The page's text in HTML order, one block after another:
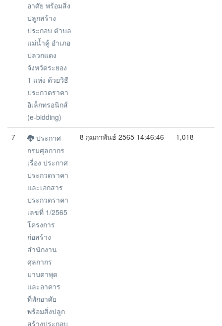
อาศัย พร้อมสิ่ง
ปลูกสร้าง
ประกอบ ตำบล
แม่น้ำคู้ อำเภอ
ปลวกแดง
จังหวัดระยอง
1 แห่ง ด้วยวิธี
ประกวดราคา
อิเล็กทรอนิกส์
(e-bidding)
7
ประกาศ
กรมศุลกากร
เรื่อง ประกาศ
ประกวดราคา
และเอกสาร
ประกวดราคา
เลขที่ 1/2565
โครงการ
ก่อสร้าง
สำนักงาน
ศุลกากร
มาบตาพุด
และอาคาร
ที่พักอาศัย
พร้อมสิ่งปลูก
สร้างประกอบ
8 กุมภาพันธ์ 2565 14:46:46 1,018